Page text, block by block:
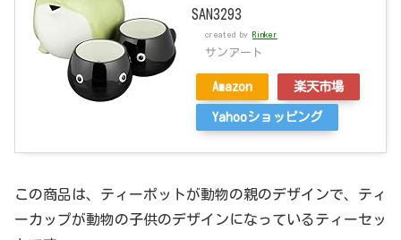
SAN3293
created by Rinker
サンアート
Amazon 楽天市場
Yahooショッピング
この商品は、ティーポットが動物の親のデザインで、ティ
ーカップが動物の子供のデザインになっているティーセッ